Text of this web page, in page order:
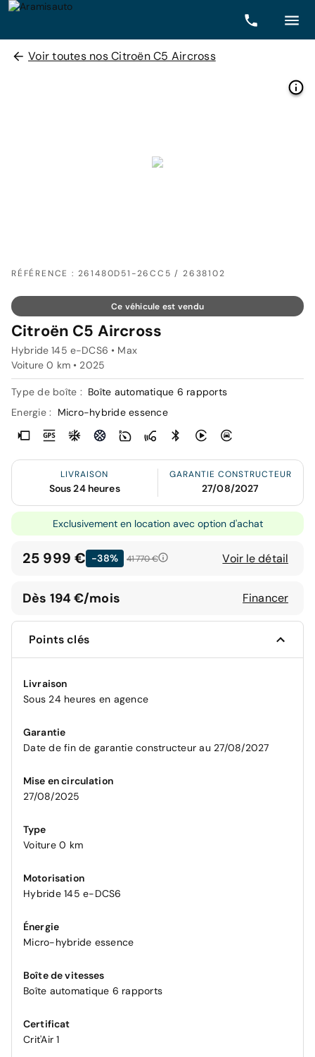
Voir toutes nos Citroën C5 Aircross
RÉFÉRENCE : 261480D51-26CC5 / 2638102
Ce véhicule est vendu
Citroën C5 Aircross
Hybride 145 e-DCS6 • Max
Voiture 0 km • 2025
Type de boîte : Boîte automatique 6 rapports
Energie :
Micro-hybride essence
LIVRAISON
Sous 24 heures
GARANTIE CONSTRUCTEUR
27/08/2027
Exclusivement en location avec option d'achat
25 999 € -38% 41 770 € Voir le détail
Dès 194 €/mois Financer
Points clés
Livraison
Sous 24 heures en agence
Garantie
Date de fin de garantie constructeur au 27/08/2027
Mise en circulation
27/08/2025
Type
Voiture 0 km
Motorisation
Hybride 145 e-DCS6
Énergie
Micro-hybride essence
Boîte de vitesses
Boîte automatique 6 rapports
Certificat
Crit'Air 1